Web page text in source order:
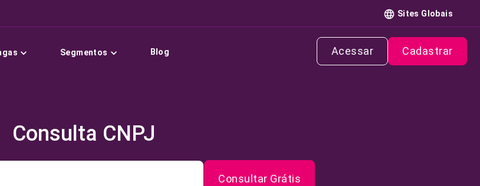
Sites Globais
Segmentos Blog Acessar Cadastrar
Consulta CNPJ
Consultar Grátis